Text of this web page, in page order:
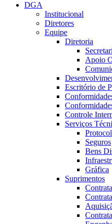
DGA
Institucional
Diretores
Equipe
Diretoria
Apoio
Escritório de
Controle
Serviços
Seguros
Bens
Gráfica
Suprimentos